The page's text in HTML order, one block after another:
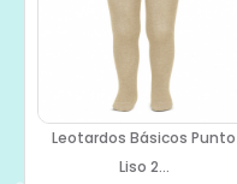
Leotardos Básicos Punto
Liso 2...